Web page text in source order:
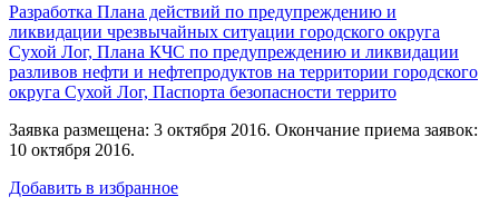
Разработка Плана действий по предупреждению и
ликвидации чрезвычайных ситуации городского округа
Сухой Лог, Плана КЧС по предупреждению и ликвидации
разливов нефти и нефтепродуктов на территории городского
округа Сухой Лог, Паспорта безопасности террито
Заявка размещена: 3 октября 2016. Окончание приема заявок:
10 октября 2016.
Добавить в избранное